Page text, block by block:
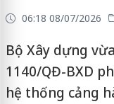
06:18 08/07/2026
Bộ Xây dựng
1140/QĐ-BXD
hệ thống cảng